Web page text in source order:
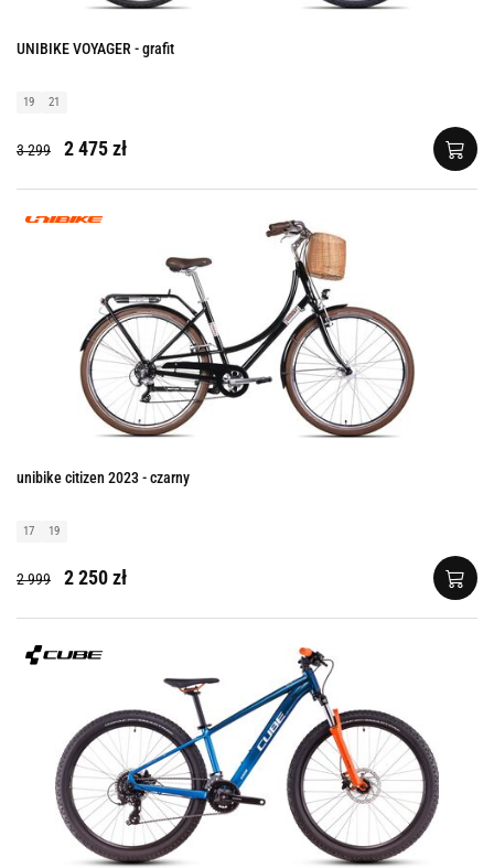
UNIBIKE VOYAGER - grafit
19 21
3 299 2 475 zł
unibike citizen 2023 - czarny
17 19
2 999 2 250 zł